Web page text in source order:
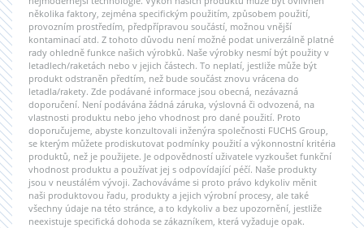
několika faktory, zejména specifickým použitím, způsobem použití,
provozním prostředím, předpřípravou součástí, možnou vnější
kontaminací atd. Z tohoto důvodu není možné podat univerzálně platné
rady ohledně funkce našich výrobků. Naše výrobky nesmí být použity v
letadlech/raketách nebo v jejich částech. To neplatí, jestliže může být
produkt odstraněn předtím, než bude součást znovu vrácena do
letadla/rakety. Zde podávané informace jsou obecná, nezávazná
doporučení. Není podávána žádná záruka, výslovná či odvozená, na
vlastnosti produktu nebo jeho vhodnost pro dané použití. Proto
doporučujeme, abyste konzultovali inženýra společnosti FUCHS Group,
se kterým můžete prodiskutovat podmínky použití a výkonnostní kritéria
produktů, než je použijete. Je odpovědností uživatele vyzkoušet funkční
vhodnost produktu a používat jej s odpovídající péčí. Naše produkty
jsou v neustálém vývoji. Zachováváme si proto právo kdykoliv měnit
naši produktovou řadu, produkty a jejich výrobní procesy, ale také
všechny údaje na této stránce, a to kdykoliv a bez upozornění, jestliže
neexistuje specifická dohoda se zákazníkem, která vyžaduje opak.